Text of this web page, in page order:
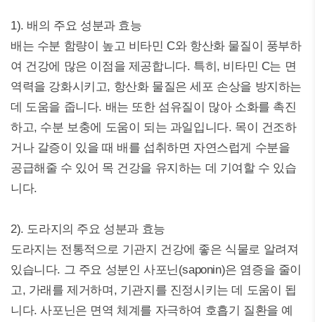
1). 배의 주요 성분과 효능
배는 수분 함량이 높고 비타민 C와 항산화 물질이 풍부하
여 건강에 많은 이점을 제공합니다. 특히, 비타민 C는 면
역력을 강화시키고, 항산화 물질은 세포 손상을 방지하는
데 도움을 줍니다. 배는 또한 섬유질이 많아 소화를 촉진
하고, 수분 보충에 도움이 되는 과일입니다. 목이 건조하
거나 갈증이 있을 때 배를 섭취하면 자연스럽게 수분을
공급해줄 수 있어 목 건강을 유지하는 데 기여할 수 있습
니다.
2). 도라지의 주요 성분과 효능
도라지는 전통적으로 기관지 건강에 좋은 식물로 알려져
있습니다. 그 주요 성분인 사포닌(saponin)은 염증을 줄이
고, 가래를 제거하며, 기관지를 진정시키는 데 도움이 됩
니다. 사포닌은 면역 체계를 자극하여 호흡기 질환을 예